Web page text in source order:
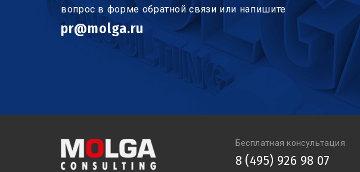
вопрос в форме обратной связи или напишите
pr@molga.ru
Бесплатная консультация
8 (495) 926 98 07